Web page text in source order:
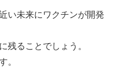
い未来にワクチンが開発
残ることでしょう。
。